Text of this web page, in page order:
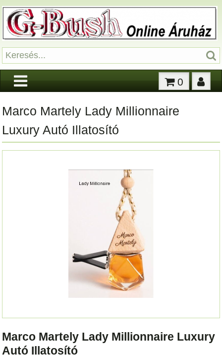
0
Marco Martely Lady Millionnaire
Luxury Autó Illatosító
Marco Martely Lady Millionnaire Luxury
Autó Illatosító